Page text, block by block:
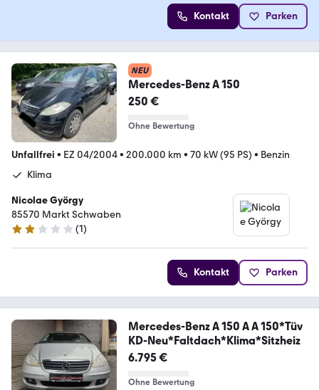
Kontakt Parken
NEU
Mercedes-Benz A 150
250 €
Ohne Bewertung
Unfallfrei • EZ 04/2004• 200.000 km • 70 kW (95 PS) • Benzin
Klima
Nicolae György
85570 Markt Schwaben
2 Sterne
(1)
Kontakt Parken
Mercedes-Benz A 150 A A 150*Tüv
KD-Neu*Faltdach*Klima*Sitzheiz
6.795 €
Ohne Bewertung